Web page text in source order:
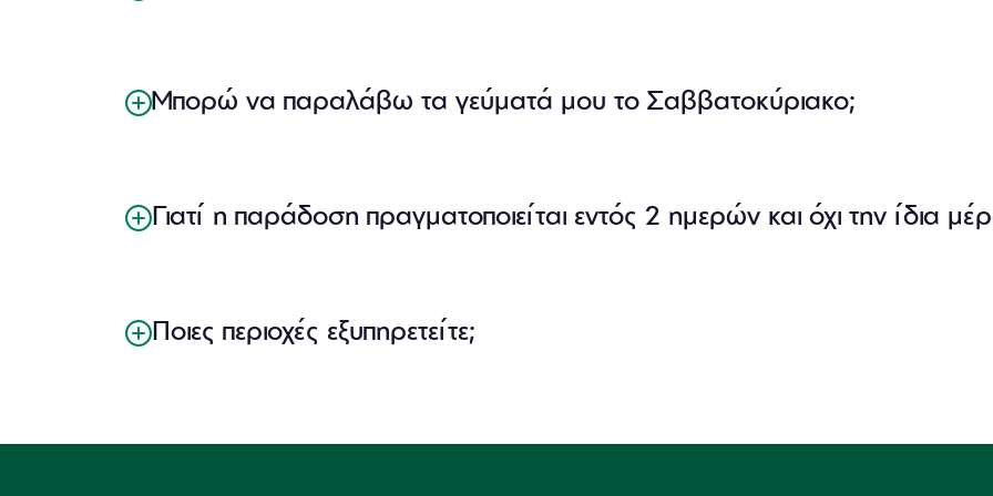
Μπορώ να παραλάβω τα γεύματά μου το Σαββατοκύριακο;
Γιατί η παράδοση πραγματοποιείται εντός 2 ημερών και όχι την ίδια
Ποιες περιοχές εξυπηρετείτε;